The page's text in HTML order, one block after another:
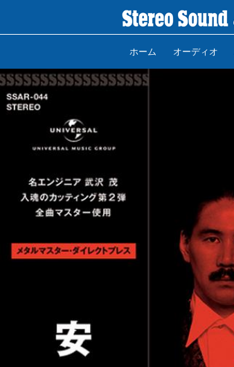
ホーム オーディオ